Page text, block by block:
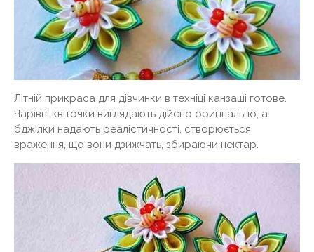
Літній прикраса для дівчинки в техніці канзаші готове.
Чарівні квіточки виглядають дійсно оригінально, а
бджілки надають реалістичності, створюється
враження, що вони дзижчать, збираючи нектар.